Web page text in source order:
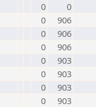
0
0
0
906
0
906
0
906
0
903
0
903
0
903
0
903